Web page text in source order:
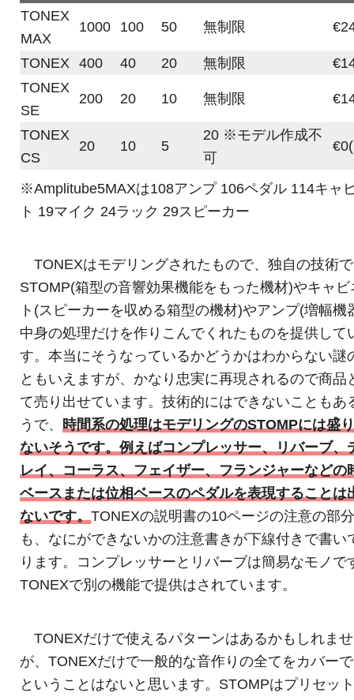
TONEX
MAX
1000 100 50 無制限
TONEX 400 40 20 無制限
TONEX
SE
200 20 10 無制限
TONEX
CS
20 10 5
20 ※モデル作成不
可
※Amplitube5MAXは108アンプ 106ペダル 114キャ
ト 19マイク 24ラック 29スピーカー
TONEXはモデリングされたもので、独自の技術で
STOMP(箱型の音響効果機能をもった機材)やキャビ
ト(スピーカーを収める箱型の機材)やアンプ(増幅機
中身の処理だけを作りこんでくれたものを提供して
す。本当にそうなっているかどうかはわからない謎
ともいえますが、かなり忠実に再現されるので商品
て売り出せています。技術的にはできないこともあ
うで、時間系の処理はモデリングのSTOMPには盛
ないそうです。例えばコンプレッサー、リバーブ、
レイ、コーラス、フェイザー、フランジャーなどの
ベースまたは位相ベースのペダルを表現することは
ないです。TONEXの説明書の10ページの注意の部
も、なにができないかの注意書きが下線付きで書い
ります。コンプレッサーとリバーブは簡易なモノで
TONEXで別の機能で提供はされています。
TONEXだけで使えるパターンはあるかもしれま
が、TONEXだけで一般的な音作りの全てをカバー
ということはないと思います。STOMPはプリセッ